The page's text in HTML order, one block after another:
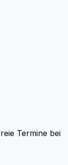
Termine bei